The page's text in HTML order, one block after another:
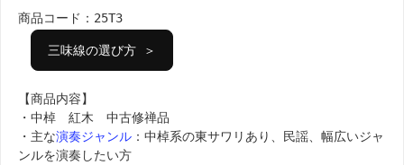
商品コード：25T3
三味線の選び方 ＞
【商品内容】
・中棹 紅木 中古修禅品
・主な演奏ジャンル ：中棹系の東サワリあり、民謡、幅広いジャ
ンルを演奏したい方